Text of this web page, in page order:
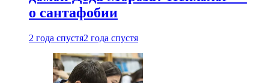
о сантафобии
2 года спустя2 года спустя